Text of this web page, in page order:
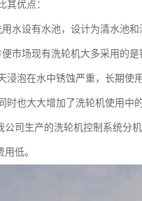
其优点：
水设有水池，设计为清水池和
市场现有洗轮机大多采用的
浸泡在水中锈蚀严重，长期
时也大大增加了洗轮机使用中
司生产的洗轮机控制系统分
低。